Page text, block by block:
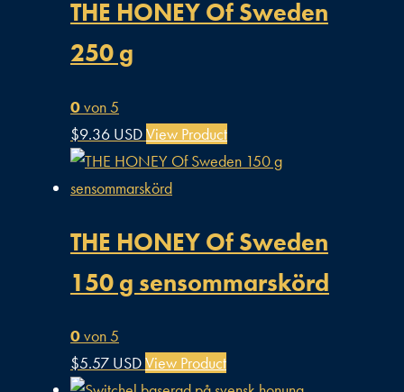
THE HONEY Of Sweden
250 g
0von 5
$9.36 USDView Product
THE HONEY Of Sweden
150 g sensommarskörd
0von 5
$5.57 USDView Product